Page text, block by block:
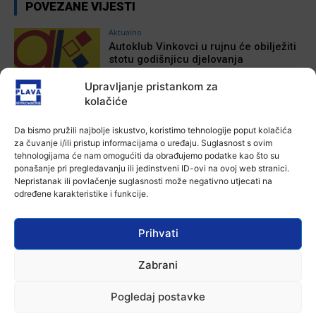
Upravljanje pristankom za
kolačiće
Da bismo pružili najbolje iskustvo, koristimo tehnologije poput kolačića
za čuvanje i/ili pristup informacijama o uređaju. Suglasnost s ovim
tehnologijama će nam omogućiti da obrađujemo podatke kao što su
ponašanje pri pregledavanju ili jedinstveni ID-ovi na ovoj web stranici.
Nepristanak ili povlačenje suglasnosti može negativno utjecati na
određene karakteristike i funkcije.
Prihvati
Zabrani
Pogledaj postavke
POVEZANE VIJESTI
Aktualno
Autoklub Vinkovci u rujnu će obilježiti
stotu godišnjicu djelovanja
Za dva tjedna započinje još jedna
Divlja liga
7 kolovoza, 2026
Aktualno
7 kolovoza, 2026
Aktualno
plovidba na Dunavu